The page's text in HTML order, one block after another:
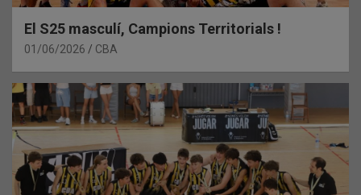
El S25 masculí, Campions Territorials !
01/06/2026 CBA